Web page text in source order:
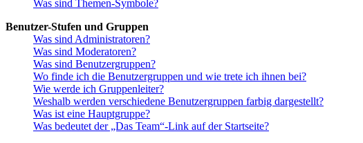
Was sind Themen-Symbole?
Benutzer-Stufen und Gruppen
Was sind Administratoren?
Was sind Moderatoren?
Was sind Benutzergruppen?
Wo finde ich die Benutzergruppen und wie trete ich ihnen bei?
Wie werde ich Gruppenleiter?
Weshalb werden verschiedene Benutzergruppen farbig dargestellt?
Was ist eine Hauptgruppe?
Was bedeutet der „Das Team“-Link auf der Startseite?